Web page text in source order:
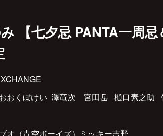
【七夕忌 PANTA一周
おくぼけい 澤竜次 宮田岳 樋口素之助